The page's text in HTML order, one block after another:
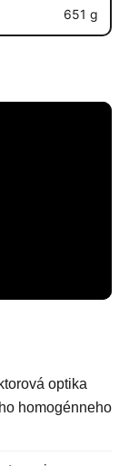
651 g
optika
homogénneho